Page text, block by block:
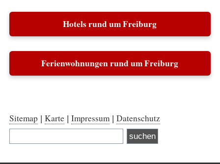
Hotels rund um Freiburg
Ferienwohnungen rund um Freiburg
Sitemap |Karte |Impressum |Datenschutz